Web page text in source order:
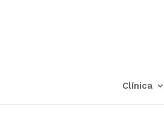
Clínica